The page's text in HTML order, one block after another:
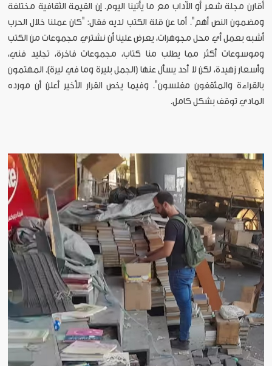
أقارن مجلة شعر أو الآداب مع ما يأتينا اليوم. إن القيمة الثقافية مختلفة
ومضمون النص أهم". أما عن قلة الكتب لديه فقال: "كان عملنا خلال الحرب
أشبه بعمل أي محل مجوهرات، يعرض علينا أن نشتري مجموعات من الكتب
وموسوعات أكثر مما يطلب منا كتاب، مجموعات فاخرة، تجليد فني،
وأسعار زهيدة، لكن لا أحد يسأل عنها (الجمل بليرة وما في ليرة). المهتمون
بالقراءة والمثقفون مفلسون". وفيما يخص القرار الأخير أعلن أن مورده
المادي توقف بشكل كامل.